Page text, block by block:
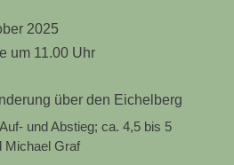
2025
um 11.00 Uhr
über den Eichelberg
und Abstieg; ca. 4,5 bis 5
Michael Graf